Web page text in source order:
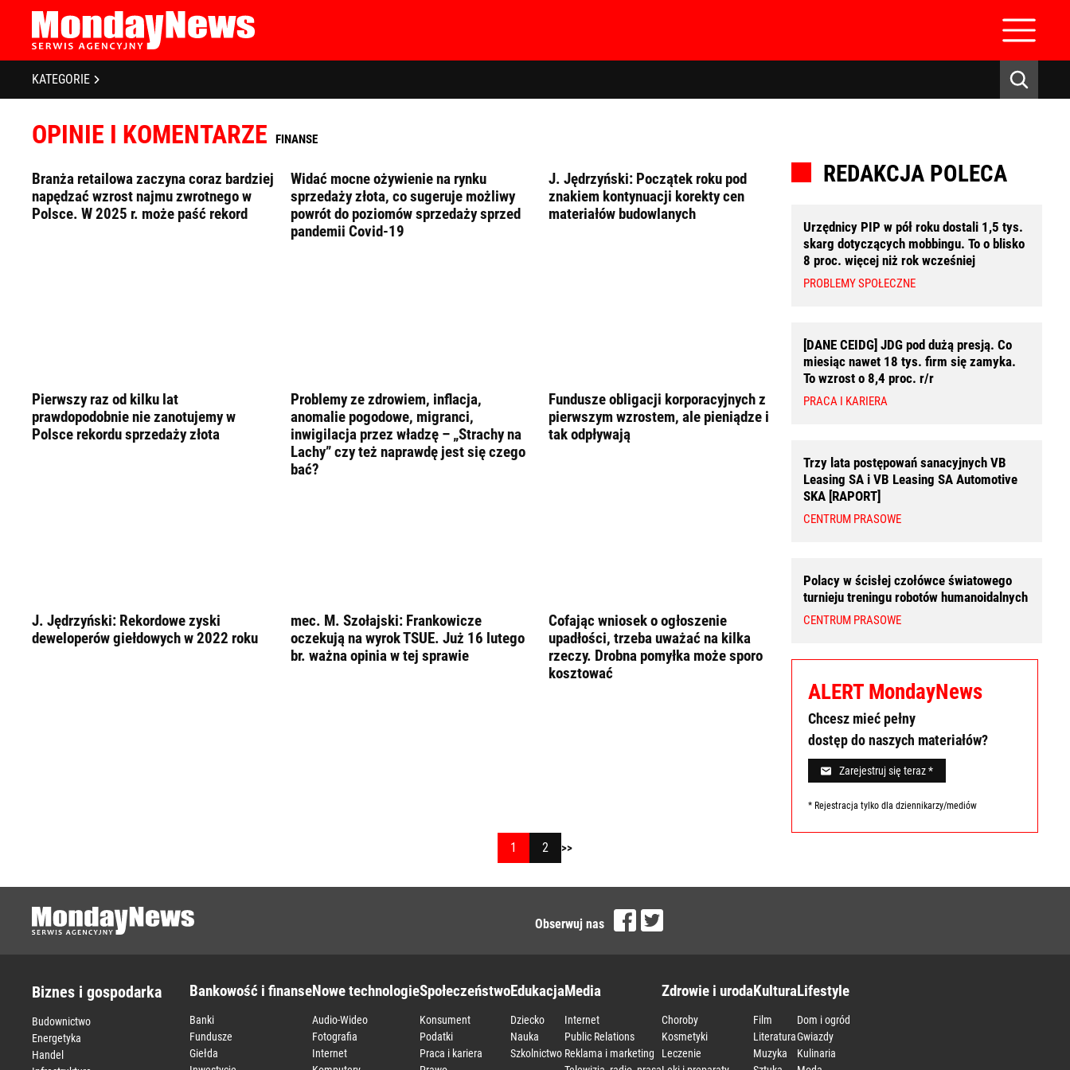
STRONA GŁÓWNA
O NAS
POLITYKA PRYWATNOŚCI
LICENCJA
KONTAKT
KATEGORIE
BIZNES I GOSPODARKA
BANKOWOŚĆ I FINANSE
NOWE TECHNOLOGIE
SPOŁECZEŃSTWO
EDUKACJA
OPINIE I KOMENTARZE
OPINIE I KOMENTARZE FINANSE
Branża retailowa zaczyna coraz bardziej
napędzać wzrost najmu zwrotnego w
Polsce. W 2025 r. może paść rekord
Widać mocne ożywienie na rynku
sprzedaży złota, co sugeruje możliwy
powrót do poziomów sprzedaży sprzed
pandemii Covid-19
J. Jędrzyński: Początek roku pod
znakiem kontynuacji korekty cen
materiałów budowlanych
Pierwszy raz od kilku lat
prawdopodobnie nie zanotujemy w
Polsce rekordu sprzedaży złota
Problemy ze zdrowiem, inflacja,
anomalie pogodowe, migranci,
inwigilacja przez władzę – „Strachy na
Lachy” czy też naprawdę jest się czego
bać?
Fundusze obligacji korporacyjnych z
pierwszym wzrostem, ale pieniądze i
tak odpływają
J. Jędrzyński: Rekordowe zyski
deweloperów giełdowych w 2022 roku
mec. M. Szołajski: Frankowicze
oczekują na wyrok TSUE. Już 16 lutego
br. ważna opinia w tej sprawie
Cofając wniosek o ogłoszenie
upadłości, trzeba uważać na kilka
rzeczy. Drobna pomyłka może sporo
kosztować
REDAKCJA POLECA
Urzędnicy PIP w pół roku dostali 1,5 tys.
skarg dotyczących mobbingu. To o blisko
8 proc. więcej niż rok wcześniej
PROBLEMY SPOŁECZNE
[DANE CEIDG] JDG pod dużą presją. Co
miesiąc nawet 18 tys. firm się zamyka.
To wzrost o 8,4 proc. r/r
PRACA I KARIERA
Trzy lata postępowań sanacyjnych VB
Leasing SA i VB Leasing SA Automotive
SKA [RAPORT]
CENTRUM PRASOWE
Polacy w ścisłej czołówce światowego
turnieju treningu robotów humanoidalnych
CENTRUM PRASOWE
ALERT MondayNews
Chcesz mieć pełny
dostęp do naszych materiałów?
Zarejestruj się teraz *
* Rejestracja tylko dla dziennikarzy/mediów
1 2 >>
Obserwuj nas
Biznes i gospodarka
Budownictwo
Energetyka
Handel
Bankowość i finanse
Banki
Fundusze
Giełda
Nowe technologie
Audio-Wideo
Fotografia
Internet
Społeczeństwo
Konsument
Podatki
Praca i kariera
Edukacja
Dziecko
Nauka
Szkolnictwo
Media
Internet
Public Relations
Reklama i marketing
Zdrowie i uroda
Choroby
Kosmetyki
Leczenie
Kultura
Film
Literatura
Muzyka
Lifestyle
Dom i ogród
Gwiazdy
Kulinaria